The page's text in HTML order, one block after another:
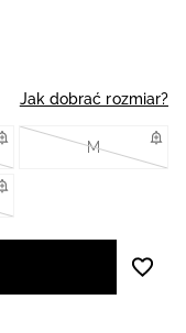
Jak dobrać rozmiar?
M